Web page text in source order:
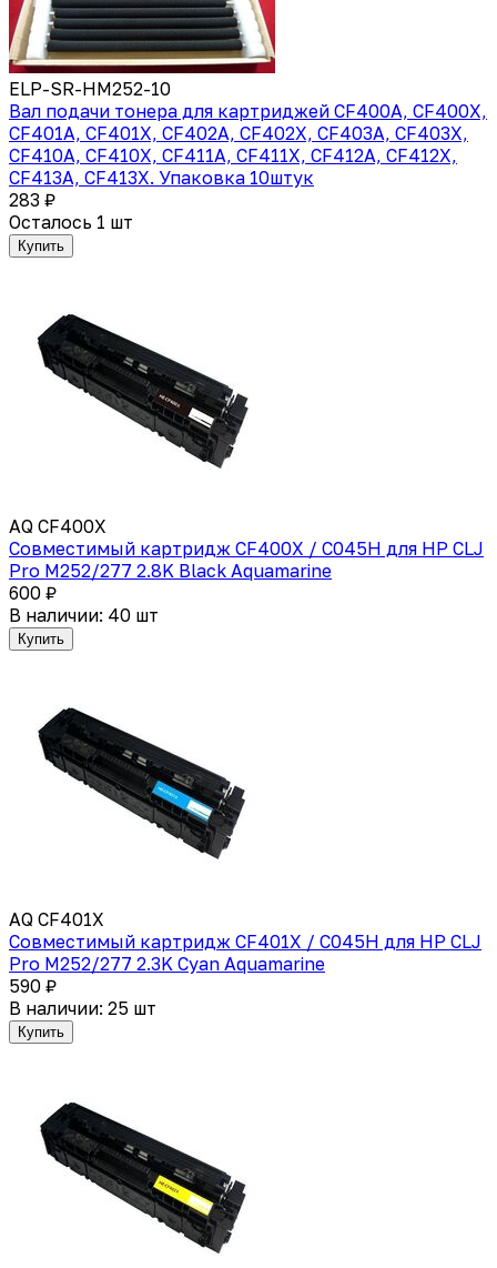
ELP-SR-HM252-10
Вал подачи тонера для картриджей CF400A, CF400X,
CF401A, CF401X, CF402A, CF402X, CF403A, CF403X,
CF410A, CF410X, CF411A, CF411X, CF412A, CF412X,
CF413A, CF413X. Упаковка 10штук
283 ₽
Осталось 1 шт
Купить
AQ CF400X
Совместимый картридж CF400X / C045H для HP СLJ
Pro M252/277 2.8K Black Aquamarine
600 ₽
В наличии: 40 шт
Купить
AQ CF401X
Совместимый картридж CF401X / C045H для HP СLJ
Pro M252/277 2.3K Cyan Aquamarine
590 ₽
В наличии: 25 шт
Купить